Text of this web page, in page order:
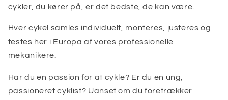
cykler, du kører på, er det bedste, de kan være.
Hver cykel samles individuelt, monteres, justeres og
testes her i Europa af vores professionelle
mekanikere.
Har du en passion for at cykle? Er du en ung,
passioneret cyklist? Uanset om du foretrækker